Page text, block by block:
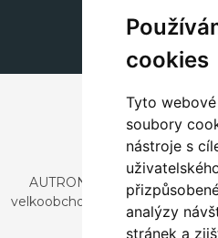
cookies
Tyto
soubory
nástroje s
analýzy
stránek a
AUTRONIC, s.r.o. je
velkoobchodním prodejem
a